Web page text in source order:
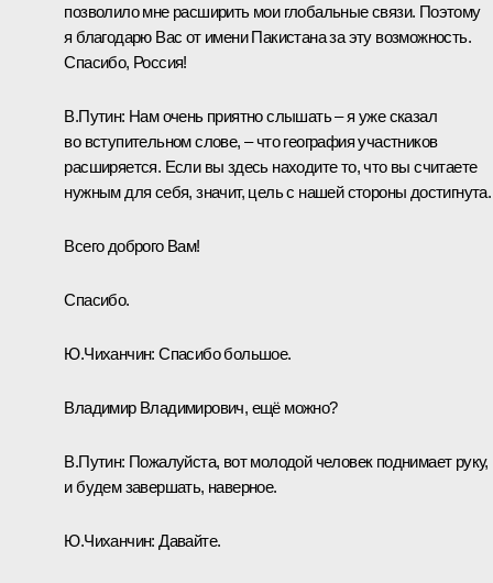
позволило мне расширить мои глобальные связи. Поэтому
я благодарю Вас от имени Пакистана за эту возможность.
Спасибо, Россия!
В.Путин: Нам очень приятно слышать – я уже сказал
во вступительном слове, – что география участников
расширяется. Если вы здесь находите то, что вы считаете
нужным для себя, значит, цель с нашей стороны достигнута.
Всего доброго Вам!
Спасибо.
Ю.Чиханчин: Спасибо большое.
Владимир Владимирович, ещё можно?
В.Путин: Пожалуйста, вот молодой человек поднимает руку,
и будем завершать, наверное.
Ю.Чиханчин: Давайте.